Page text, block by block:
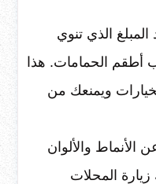
الذي تنوي
أطقم الحمامات. هذا
ويمنعك من
الأنماط والألوان
المحلات